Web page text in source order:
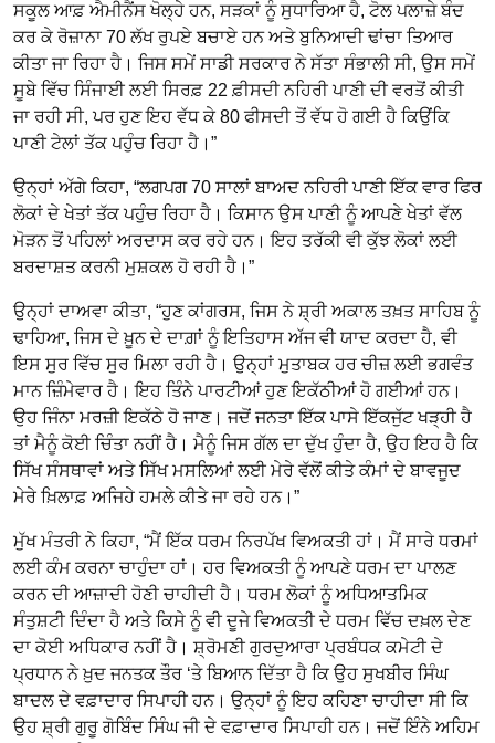
ਸਕੂਲ ਆਫ਼ ਐਮੀਨੈਂਸ ਖੋਲ੍ਹੇ ਹਨ, ਸੜਕਾਂ ਨੂੰ ਸੁਧਾਰਿਆ ਹੈ, ਟੋਲ ਪਲਾਜ਼ੇ ਬੰਦ
ਕਰ ਕੇ ਰੋਜ਼ਾਨਾ 70 ਲੱਖ ਰੁਪਏ ਬਚਾਏ ਹਨ ਅਤੇ ਬੁਨਿਆਦੀ ਢਾਂਚਾ ਤਿਆਰ
ਕੀਤਾ ਜਾ ਰਿਹਾ ਹੈ। ਜਿਸ ਸਮੇਂ ਸਾਡੀ ਸਰਕਾਰ ਨੇ ਸੱਤਾ ਸੰਭਾਲੀ ਸੀ, ਉਸ ਸਮੇਂ
ਸੂਬੇ ਵਿੱਚ ਸਿੰਜਾਈ ਲਈ ਸਿਰਫ਼ 22 ਫ਼ੀਸਦੀ ਨਹਿਰੀ ਪਾਣੀ ਦੀ ਵਰਤੋਂ ਕੀਤੀ
ਜਾ ਰਹੀ ਸੀ, ਪਰ ਹੁਣ ਇਹ ਵੱਧ ਕੇ 80 ਫੀਸਦੀ ਤੋਂ ਵੱਧ ਹੋ ਗਈ ਹੈ ਕਿਉਂਕਿ
ਪਾਣੀ ਟੇਲਾਂ ਤੱਕ ਪਹੁੰਚ ਰਿਹਾ ਹੈ।”
ਉਨ੍ਹਾਂ ਅੱਗੇ ਕਿਹਾ, “ਲਗਪਗ 70 ਸਾਲਾਂ ਬਾਅਦ ਨਹਿਰੀ ਪਾਣੀ ਇੱਕ ਵਾਰ ਫਿਰ
ਲੋਕਾਂ ਦੇ ਖੇਤਾਂ ਤੱਕ ਪਹੁੰਚ ਰਿਹਾ ਹੈ। ਕਿਸਾਨ ਉਸ ਪਾਣੀ ਨੂੰ ਆਪਣੇ ਖੇਤਾਂ ਵੱਲ
ਮੋੜਨ ਤੋਂ ਪਹਿਲਾਂ ਅਰਦਾਸ ਕਰ ਰਹੇ ਹਨ। ਇਹ ਤਰੱਕੀ ਵੀ ਕੁੱਝ ਲੋਕਾਂ ਲਈ
ਬਰਦਾਸ਼ਤ ਕਰਨੀ ਮੁਸ਼ਕਲ ਹੋ ਰਹੀ ਹੈ।”
ਉਨ੍ਹਾਂ ਦਾਅਵਾ ਕੀਤਾ, “ਹੁਣ ਕਾਂਗਰਸ, ਜਿਸ ਨੇ ਸ਼੍ਰੀ ਅਕਾਲ ਤਖ਼ਤ ਸਾਹਿਬ ਨੂੰ
ਢਾਹਿਆ, ਜਿਸ ਦੇ ਖ਼ੂਨ ਦੇ ਦਾਗ਼ਾਂ ਨੂੰ ਇਤਿਹਾਸ ਅੱਜ ਵੀ ਯਾਦ ਕਰਦਾ ਹੈ, ਵੀ
ਇਸ ਸੁਰ ਵਿੱਚ ਸੁਰ ਮਿਲਾ ਰਹੀ ਹੈ। ਉਨ੍ਹਾਂ ਮੁਤਾਬਕ ਹਰ ਚੀਜ਼ ਲਈ ਭਗਵੰਤ
ਮਾਨ ਜ਼ਿੰਮੇਵਾਰ ਹੈ। ਇਹ ਤਿੰਨੇ ਪਾਰਟੀਆਂ ਹੁਣ ਇਕੱਠੀਆਂ ਹੋ ਗਈਆਂ ਹਨ।
ਉਹ ਜਿੰਨਾ ਮਰਜ਼ੀ ਇਕੱਠੇ ਹੋ ਜਾਣ। ਜਦੋਂ ਜਨਤਾ ਇੱਕ ਪਾਸੇ ਇੱਕਜੁੱਟ ਖੜ੍ਹੀ ਹੈ
ਤਾਂ ਮੈਨੂੰ ਕੋਈ ਚਿੰਤਾ ਨਹੀਂ ਹੈ। ਮੈਨੂੰ ਜਿਸ ਗੱਲ ਦਾ ਦੁੱਖ ਹੁੰਦਾ ਹੈ, ਉਹ ਇਹ ਹੈ ਕਿ
ਸਿੱਖ ਸੰਸਥਾਵਾਂ ਅਤੇ ਸਿੱਖ ਮਸਲਿਆਂ ਲਈ ਮੇਰੇ ਵੱਲੋਂ ਕੀਤੇ ਕੰਮਾਂ ਦੇ ਬਾਵਜੂਦ
ਮੇਰੇ ਖ਼ਿਲਾਫ਼ ਅਜਿਹੇ ਹਮਲੇ ਕੀਤੇ ਜਾ ਰਹੇ ਹਨ।”
ਮੁੱਖ ਮੰਤਰੀ ਨੇ ਕਿਹਾ, “ਮੈਂ ਇੱਕ ਧਰਮ ਨਿਰਪੱਖ ਵਿਅਕਤੀ ਹਾਂ। ਮੈਂ ਸਾਰੇ ਧਰਮਾਂ
ਲਈ ਕੰਮ ਕਰਨਾ ਚਾਹੁੰਦਾ ਹਾਂ। ਹਰ ਵਿਅਕਤੀ ਨੂੰ ਆਪਣੇ ਧਰਮ ਦਾ ਪਾਲਣ
ਕਰਨ ਦੀ ਆਜ਼ਾਦੀ ਹੋਣੀ ਚਾਹੀਦੀ ਹੈ। ਧਰਮ ਲੋਕਾਂ ਨੂੰ ਅਧਿਆਤਮਿਕ
ਸੰਤੁਸ਼ਟੀ ਦਿੰਦਾ ਹੈ ਅਤੇ ਕਿਸੇ ਨੂੰ ਵੀ ਦੂਜੇ ਵਿਅਕਤੀ ਦੇ ਧਰਮ ਵਿੱਚ ਦਖ਼ਲ ਦੇਣ
ਦਾ ਕੋਈ ਅਧਿਕਾਰ ਨਹੀਂ ਹੈ। ਸ਼੍ਰੋਮਣੀ ਗੁਰਦੁਆਰਾ ਪ੍ਰਬੰਧਕ ਕਮੇਟੀ ਦੇ
ਪ੍ਰਧਾਨ ਨੇ ਖ਼ੁਦ ਜਨਤਕ ਤੌਰ ‘ਤੇ ਬਿਆਨ ਦਿੱਤਾ ਹੈ ਕਿ ਉਹ ਸੁਖਬੀਰ ਸਿੰਘ
ਬਾਦਲ ਦੇ ਵਫ਼ਾਦਾਰ ਸਿਪਾਹੀ ਹਨ। ਉਨ੍ਹਾਂ ਨੂੰ ਇਹ ਕਹਿਣਾ ਚਾਹੀਦਾ ਸੀ ਕਿ
ਉਹ ਸ਼੍ਰੀ ਗੁਰੂ ਗੋਬਿੰਦ ਸਿੰਘ ਜੀ ਦੇ ਵਫ਼ਾਦਾਰ ਸਿਪਾਹੀ ਹਨ। ਜਦੋਂ ਇੰਨੇ ਅਹਿਮ